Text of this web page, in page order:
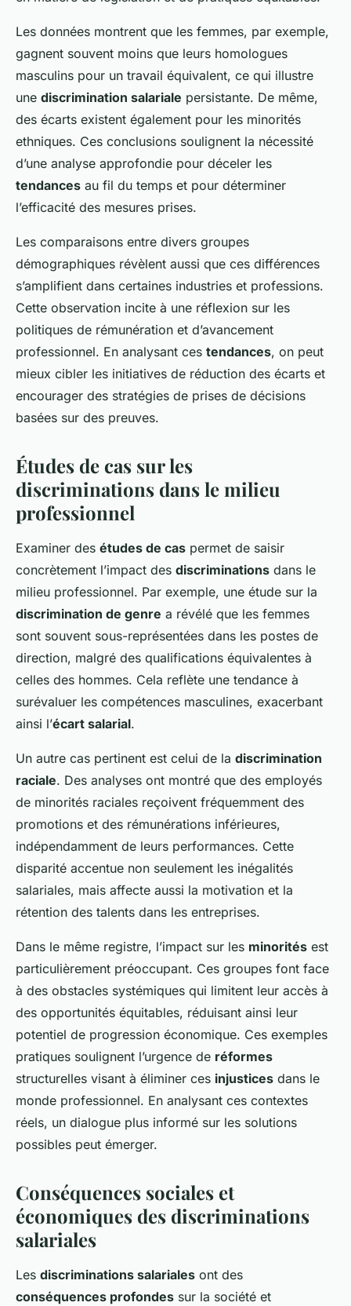
Les données montrent que les femmes, par exemple,
gagnent souvent moins que leurs homologues
masculins pour un travail équivalent, ce qui illustre
une discrimination salariale persistante. De même,
des écarts existent également pour les minorités
ethniques. Ces conclusions soulignent la nécessité
d’une analyse approfondie pour déceler les
tendances au fil du temps et pour déterminer
l’efficacité des mesures prises.
Les comparaisons entre divers groupes
démographiques révèlent aussi que ces différences
s’amplifient dans certaines industries et professions.
Cette observation incite à une réflexion sur les
politiques de rémunération et d’avancement
professionnel. En analysant ces tendances, on peut
mieux cibler les initiatives de réduction des écarts et
encourager des stratégies de prises de décisions
basées sur des preuves.
Études de cas sur les
discriminations dans le milieu
professionnel
Examiner des études de cas permet de saisir
concrètement l’impact des discriminations dans le
milieu professionnel. Par exemple, une étude sur la
discrimination de genre a révélé que les femmes
sont souvent sous-représentées dans les postes de
direction, malgré des qualifications équivalentes à
celles des hommes. Cela reflète une tendance à
surévaluer les compétences masculines, exacerbant
ainsi l’écart salarial.
Un autre cas pertinent est celui de la discrimination
raciale. Des analyses ont montré que des employés
de minorités raciales reçoivent fréquemment des
promotions et des rémunérations inférieures,
indépendamment de leurs performances. Cette
disparité accentue non seulement les inégalités
salariales, mais affecte aussi la motivation et la
rétention des talents dans les entreprises.
Dans le même registre, l’impact sur les minorités est
particulièrement préoccupant. Ces groupes font face
à des obstacles systémiques qui limitent leur accès à
des opportunités équitables, réduisant ainsi leur
potentiel de progression économique. Ces exemples
pratiques soulignent l’urgence de réformes
structurelles visant à éliminer ces injustices dans le
monde professionnel. En analysant ces contextes
réels, un dialogue plus informé sur les solutions
possibles peut émerger.
Conséquences sociales et
économiques des discriminations
salariales
Les discriminations salariales ont des
conséquences profondes sur la société et